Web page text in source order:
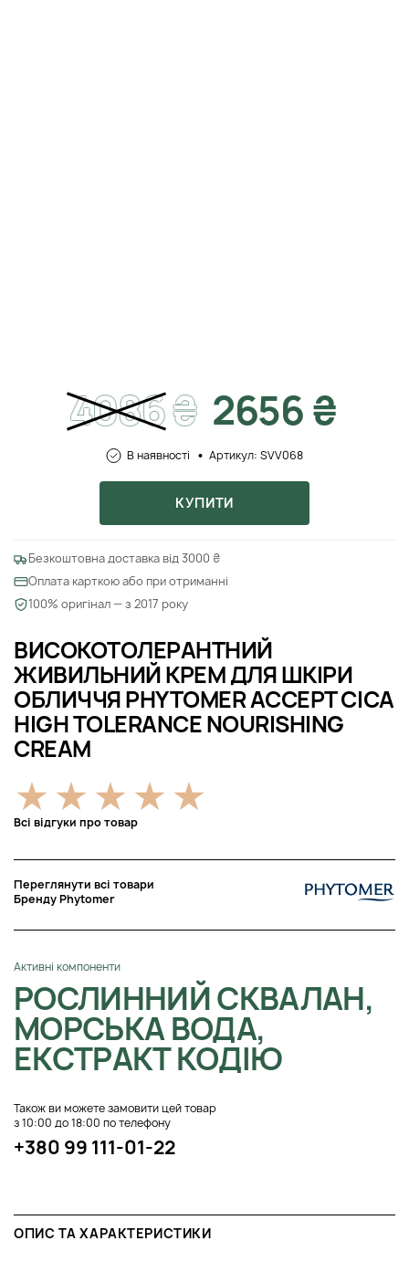
ВИСОКОТОЛЕРАНТНИЙ
ЖИВИЛЬНИЙ КРЕМ ДЛЯ ШКІРИ
ОБЛИЧЧЯ PHYTOMER ACCEPT CICA
HIGH TOLERANCE NOURISHING
CREAM
Всі відгуки про товар
Переглянути всі товари
Бренду Phytomer
Активні компоненти
РОСЛИННИЙ СКВАЛАН,
МОРСЬКА ВОДА,
ЕКСТРАКТ КОДІЮ
Також ви можете замовити цей товар
з 10:00 до 18:00 по телефону
+380 99 111-01-22
4086₴ 2656 ₴
В наявності Артикул: SVV068
КУПИТИ
Безкоштовна доставка від 3000 ₴
Оплата карткою або при отриманні
100% оригінал — з 2017 року
ОПИС ТА ХАРАКТЕРИСТИКИ